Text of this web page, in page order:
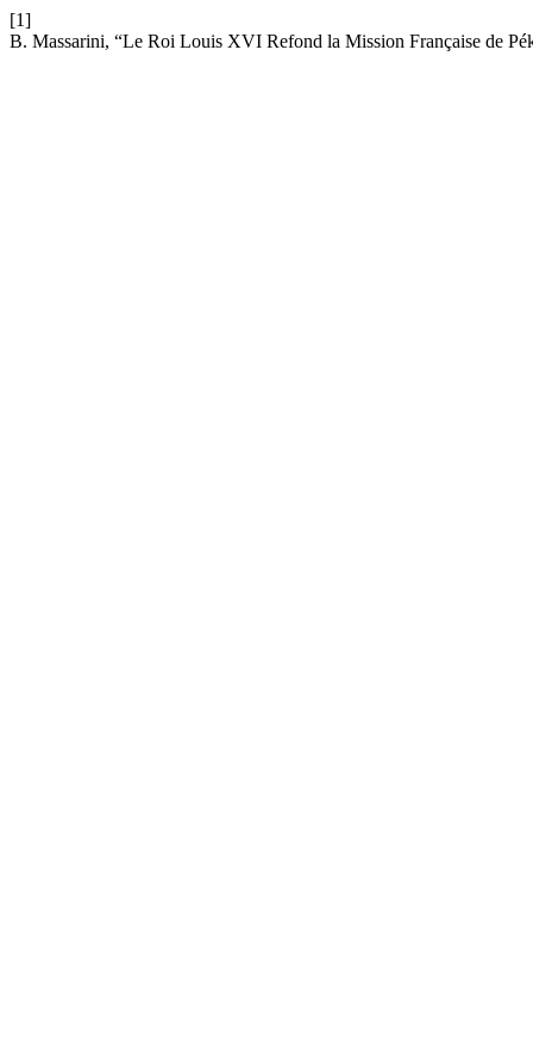
[1]
B. Massarini, “Le Roi Louis XVI Refond la Mission Française de